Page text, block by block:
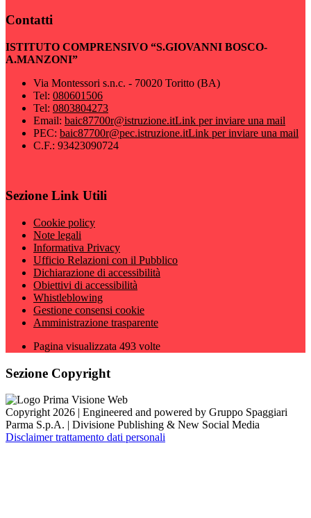
Contatti
ISTITUTO COMPRENSIVO “S.GIOVANNI BOSCO-
A.MANZONI”
Via Montessori s.n.c. - 70020 Toritto (BA)
Tel: 080601506
Tel: 0803804273
Email: baic87700r@istruzione.itLink per inviare una mail
PEC: baic87700r@pec.istruzione.itLink per inviare una mail
C.F.: 93423090724
Sezione Link Utili
Cookie policy
Note legali
Informativa Privacy
Ufficio Relazioni con il Pubblico
Dichiarazione di accessibilità
Obiettivi di accessibilità
Whistleblowing
Gestione consensi cookie
Amministrazione trasparente
Pagina visualizzata 493 volte
Sezione Copyright
Copyright 2026 | Engineered and powered by Gruppo Spaggiari
Parma S.p.A. | Divisione Publishing & New Social Media
Disclaimer trattamento dati personali